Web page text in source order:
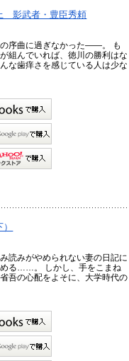
武者・豊臣秀頼
の序曲に過ぎなかった――。 も
組んでいれば、徳川の勝利はな
な歯痒さを感じている人は少な
読みがやめられない妻の日記に
める……。 しかし、手をこまね
吾の心配をよそに、大学時代の